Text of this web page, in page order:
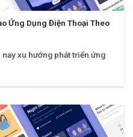
Ứng Dụng Điện Thoại Theo
xu hướng phát triển ứng